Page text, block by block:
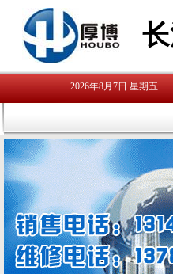
2026年8月7日 星期五